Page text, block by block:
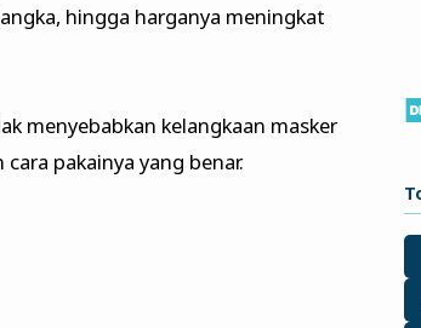
hingga harganya meningkat
menyebabkan kelangkaan masker
pakainya yang benar.